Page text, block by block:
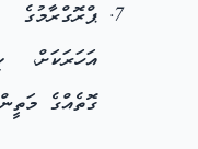
އަހަރަކަށް،
ގޮތެއްގެ